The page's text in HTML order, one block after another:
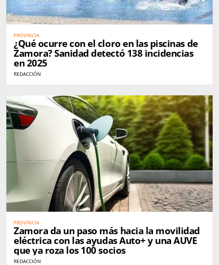
PROVINCIA
¿Qué ocurre con el cloro en las piscinas de
Zamora? Sanidad detectó 138 incidencias
en 2025
REDACCIÓN
PROVINCIA
Zamora da un paso más hacia la movilidad
eléctrica con las ayudas Auto+ y una AUVE
que ya roza los 100 socios
REDACCIÓN